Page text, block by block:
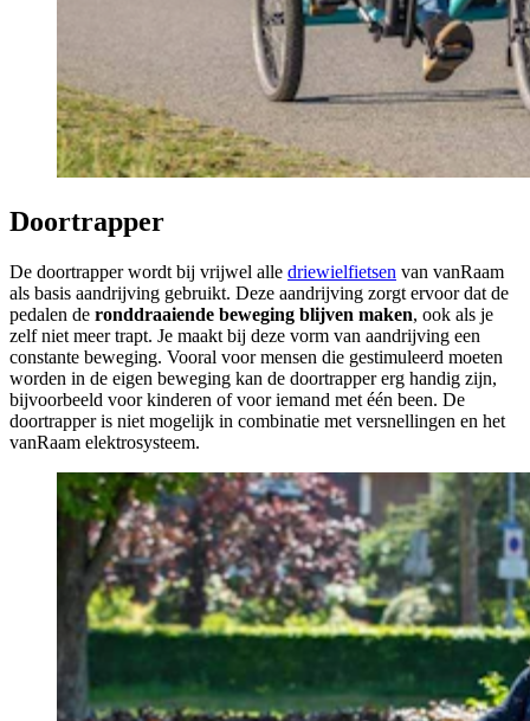
Doortrapper
De doortrapper wordt bij vrijwel alle driewielfietsen van vanRaam
als basis aandrijving gebruikt. Deze aandrijving zorgt ervoor dat de
pedalen de ronddraaiende beweging blijven maken, ook als je
zelf niet meer trapt. Je maakt bij deze vorm van aandrijving een
constante beweging. Vooral voor mensen die gestimuleerd moeten
worden in de eigen beweging kan de doortrapper erg handig zijn,
bijvoorbeeld voor kinderen of voor iemand met één been. De
doortrapper is niet mogelijk in combinatie met versnellingen en het
vanRaam elektrosysteem.